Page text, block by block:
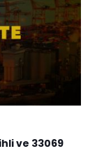
ve 33069